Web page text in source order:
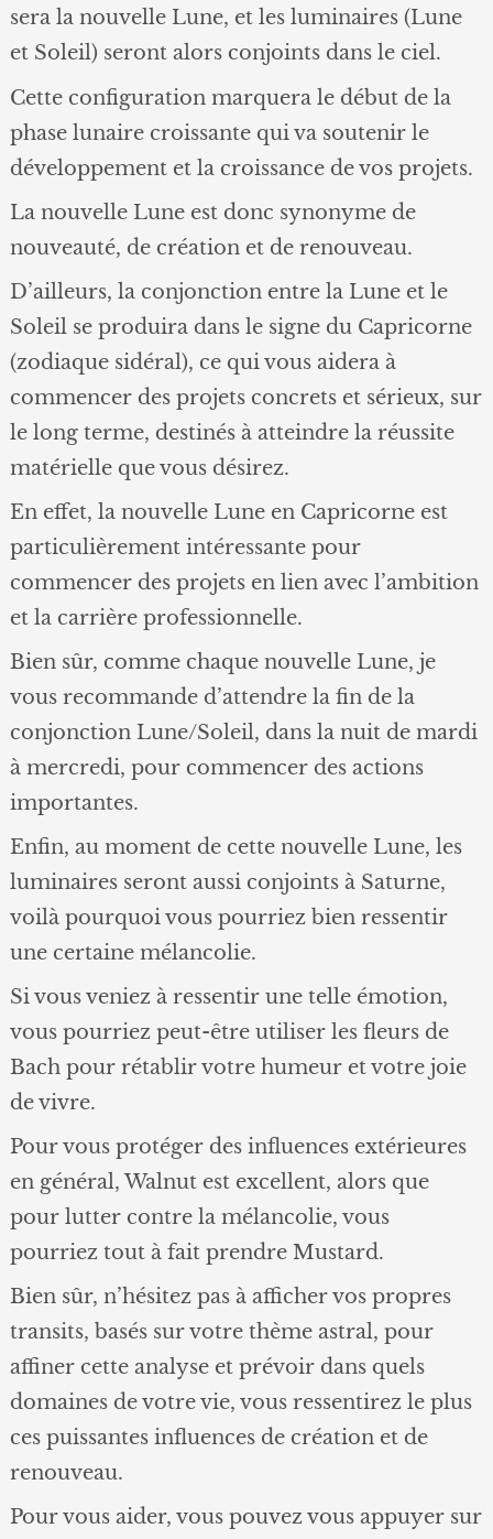
sera la nouvelle Lune, et les luminaires (Lune
et Soleil) seront alors conjoints dans le ciel.
Cette configuration marquera le début de la
phase lunaire croissante qui va soutenir le
développement et la croissance de vos projets.
La nouvelle Lune est donc synonyme de
nouveauté, de création et de renouveau.
D’ailleurs, la conjonction entre la Lune et le
Soleil se produira dans le signe du Capricorne
(zodiaque sidéral), ce qui vous aidera à
commencer des projets concrets et sérieux, sur
le long terme, destinés à atteindre la réussite
matérielle que vous désirez.
En effet, la nouvelle Lune en Capricorne est
particulièrement intéressante pour
commencer des projets en lien avec l’ambition
et la carrière professionnelle.
Bien sûr, comme chaque nouvelle Lune, je
vous recommande d’attendre la fin de la
conjonction Lune/Soleil, dans la nuit de mardi
à mercredi, pour commencer des actions
importantes.
Enfin, au moment de cette nouvelle Lune, les
luminaires seront aussi conjoints à Saturne,
voilà pourquoi vous pourriez bien ressentir
une certaine mélancolie.
Si vous veniez à ressentir une telle émotion,
vous pourriez peut-être utiliser les fleurs de
Bach pour rétablir votre humeur et votre joie
de vivre.
Pour vous protéger des influences extérieures
en général, Walnut est excellent, alors que
pour lutter contre la mélancolie, vous
pourriez tout à fait prendre Mustard.
Bien sûr, n’hésitez pas à afficher vos propres
transits, basés sur votre thème astral, pour
affiner cette analyse et prévoir dans quels
domaines de votre vie, vous ressentirez le plus
ces puissantes influences de création et de
renouveau.
Pour vous aider, vous pouvez vous appuyer sur